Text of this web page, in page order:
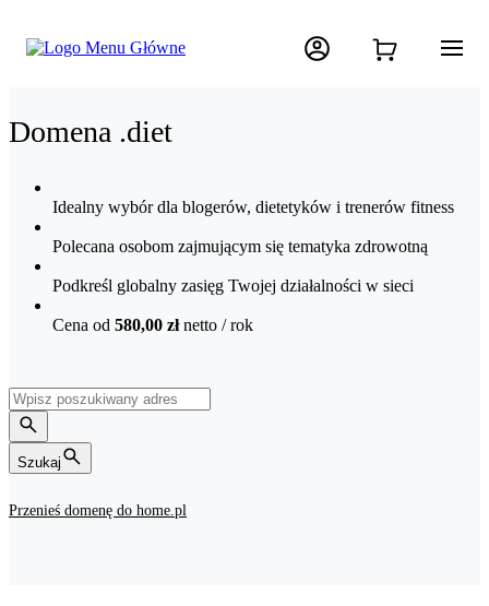
Domena .diet
Idealny wybór dla blogerów, dietetyków i trenerów fitness
Polecana osobom zajmującym się tematyka zdrowotną
Podkreśl globalny zasięg Twojej działalności w sieci
Cena od 580,00 zł netto / rok
Szukaj
Przenieś domenę do home.pl